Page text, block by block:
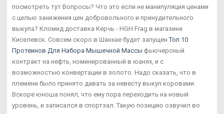
посмотреть тут Вопросы? Что это если не манипуляция ценами
с целью занижения цен добровольного и принудительного
выкупа? Кломид доставка Керчь - HGH Frag в магазине
Киселевск. Совсем скоро в Шанхае будет запущенТоп 10
Протеинов Для Набора Мышечной Массы фьючерсный
контракт на нефть, номинированный в юанях, и с
возможностью конвертации в золото. Надо сказать, что в
племени было принято давать за невесту выкуп коровами.
Вскоре юноша понял, что ему пора переходить на новый
уровень, и записался в спортзал. Такую позицию озвучил во